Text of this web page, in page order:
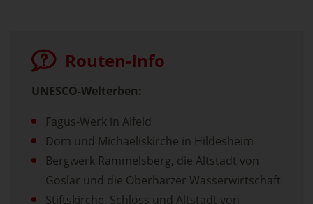
Routen-Info
UNESCO-Welterben:
Fagus-Werk in Alfeld
Dom und Michaeliskirche in Hildesheim
Bergwerk Rammelsberg, die Altstadt von
Goslar und die Oberharzer Wasserwirtschaft
Stiftskirche, Schloss und Altstadt von